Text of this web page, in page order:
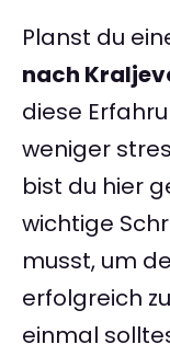
Planst du
nach
diese
weniger
bist du hier
wichtige
musst, um
erfolgreich
einmal